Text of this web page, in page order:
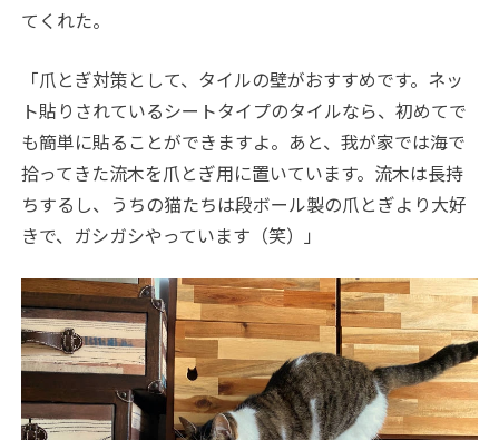
てくれた。
「爪とぎ対策として、タイルの壁がおすすめです。ネッ
ト貼りされているシートタイプのタイルなら、初めてで
も簡単に貼ることができますよ。あと、我が家では海で
拾ってきた流木を爪とぎ用に置いています。流木は長持
ちするし、うちの猫たちは段ボール製の爪とぎより大好
きで、ガシガシやっています（笑）」